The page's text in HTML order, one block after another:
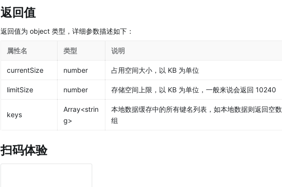
返回值
返回值为 object 类型，详细参数描述如下：
属性名 类型 说明
currentSize number 占用空间大小，以 KB 为单位
limitSize number 存储空间上限，以 KB 为单位，一般来说会返回 10240
keys
Array<strin
g>
本地数据缓存中的所有键名列表，如本地数据则返回空数
组
扫码体验